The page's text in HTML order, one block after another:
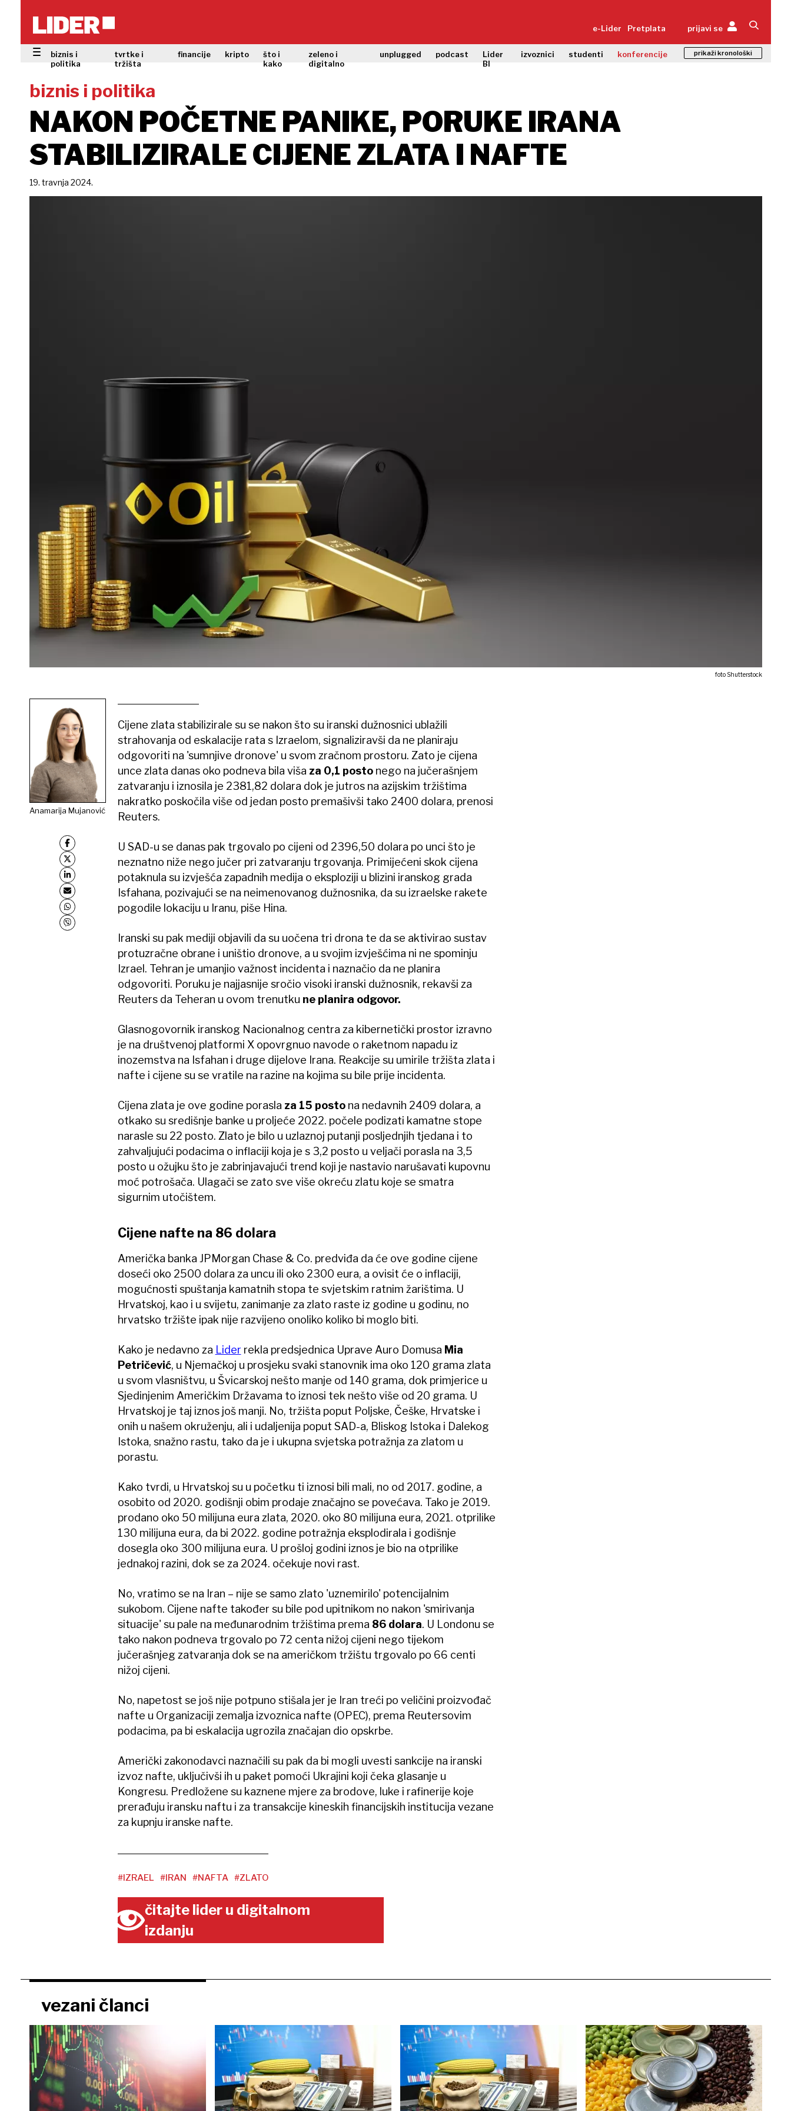
e-Lider Pretplata prijavi se
biznis i
politika
tvrtke i
tržišta
financije kripto
što i
kako
zeleno i
digitalno
unplugged podcast
Lider
BI
izvoznici studenti konferencije prikaži kronološki
biznis i politika
NAKON POČETNE PANIKE, PORUKE IRANA
STABILIZIRALE CIJENE ZLATA I NAFTE
19. travnja 2024.
foto Shutterstock
Anamarija Mujanović
Cijene zlata stabilizirale su se nakon što su iranski dužnosnici ublažili
strahovanja od eskalacije rata s Izraelom, signaliziravši da ne planiraju
odgovoriti na 'sumnjive dronove' u svom zračnom prostoru. Zato je cijena
unce zlata danas oko podneva bila viša za 0,1 postonego na jučerašnjem
zatvaranju i iznosila je 2381,82 dolara dok je jutros na azijskim tržištima
nakratko poskočila više od jedan posto premašivši tako 2400 dolara, prenosi
Reuters.
U SAD-u se danas pak trgovalo po cijeni od 2396,50 dolara po unci što je
neznatno niže nego jučer pri zatvaranju trgovanja. Primijećeni skok cijena
potaknula su izvješća zapadnih medija o eksploziji u blizini iranskog grada
Isfahana, pozivajući se na neimenovanog dužnosnika, da su izraelske rakete
pogodile lokaciju u Iranu, piše Hina.
Iranski su pak mediji objavili da su uočena tri drona te da se aktivirao sustav
protuzračne obrane i uništio dronove, a u svojim izvješćima ni ne spominju
Izrael. Tehran je umanjio važnost incidenta i naznačio da ne planira
odgovoriti. Poruku je najjasnije sročio visoki iranski dužnosnik, rekavši za
Reuters da Teheran u ovom trenutku ne planira odgovor.
Glasnogovornik iranskog Nacionalnog centra za kibernetički prostor izravno
je na društvenoj platformi X opovrgnuo navode o raketnom napadu iz
inozemstva na Isfahan i druge dijelove Irana. Reakcije su umirile tržišta zlata i
nafte i cijene su se vratile na razine na kojima su bile prije incidenta.
Cijena zlata je ove godine porasla za 15 postona nedavnih 2409 dolara, a
otkako su središnje banke u proljeće 2022. počele podizati kamatne stope
narasle su 22 posto. Zlato je bilo u uzlaznoj putanji posljednjih tjedana i to
zahvaljujući podacima o inflaciji koja je s 3,2 posto u veljači porasla na 3,5
posto u ožujku što je zabrinjavajući trend koji je nastavio narušavati kupovnu
moć potrošača. Ulagači se zato sve više okreću zlatu koje se smatra
sigurnim utočištem.
Cijene nafte na 86 dolara
Američka banka JPMorgan Chase & Co. predviđa da će ove godine cijene
doseći oko 2500 dolara za uncu ili oko 2300 eura, a ovisit će o inflaciji,
mogućnosti spuštanja kamatnih stopa te svjetskim ratnim žarištima. U
Hrvatskoj, kao i u svijetu, zanimanje za zlato raste iz godine u godinu, no
hrvatsko tržište ipak nije razvijeno onoliko koliko bi moglo biti.
Kako je nedavno za Lider rekla predsjednica Uprave Auro Domusa Mia
Petričević, u Njemačkoj u prosjeku svaki stanovnik ima oko 120 grama zlata
u svom vlasništvu, u Švicarskoj nešto manje od 140 grama, dok primjerice u
Sjedinjenim Američkim Državama to iznosi tek nešto više od 20 grama. U
Hrvatskoj je taj iznos još manji. No, tržišta poput Poljske, Češke, Hrvatske i
onih u našem okruženju, ali i udaljenija poput SAD-a, Bliskog Istoka i Dalekog
Istoka, snažno rastu, tako da je i ukupna svjetska potražnja za zlatom u
porastu.
Kako tvrdi, u Hrvatskoj su u početku ti iznosi bili mali, no od 2017. godine, a
osobito od 2020. godišnji obim prodaje značajno se povećava. Tako je 2019.
prodano oko 50 milijuna eura zlata, 2020. oko 80 milijuna eura, 2021. otprilike
130 milijuna eura, da bi 2022. godine potražnja eksplodirala i godišnje
dosegla oko 300 milijuna eura. U prošloj godini iznos je bio na otprilike
jednakoj razini, dok se za 2024. očekuje novi rast.
No, vratimo se na Iran – nije se samo zlato 'uznemirilo' potencijalnim
sukobom. Cijene nafte također su bile pod upitnikom no nakon 'smirivanja
situacije' su pale na međunarodnim tržištima prema 86 dolara. U Londonu se
tako nakon podneva trgovalo po 72 centa nižoj cijeni nego tijekom
jučerašnjeg zatvaranja dok se na američkom tržištu trgovalo po 66 centi
nižoj cijeni.
No, napetost se još nije potpuno stišala jer je Iran treći po veličini proizvođač
nafte u Organizaciji zemalja izvoznica nafte (OPEC), prema Reutersovim
podacima, pa bi eskalacija ugrozila značajan dio opskrbe.
Američki zakonodavci naznačili su pak da bi mogli uvesti sankcije na iranski
izvoz nafte, uključivši ih u paket pomoći Ukrajini koji čeka glasanje u
Kongresu. Predložene su kaznene mjere za brodove, luke i rafinerije koje
prerađuju iransku naftu i za transakcije kineskih financijskih institucija vezane
za kupnju iranske nafte.
#IZRAEL #IRAN #NAFTA #ZLATO
čitajte lider u digitalnom
izdanju
vezani članci